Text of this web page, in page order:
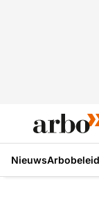
NieuwsArbobeleid